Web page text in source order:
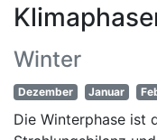
Winter
Dezember Januar
Die Winterphase ist